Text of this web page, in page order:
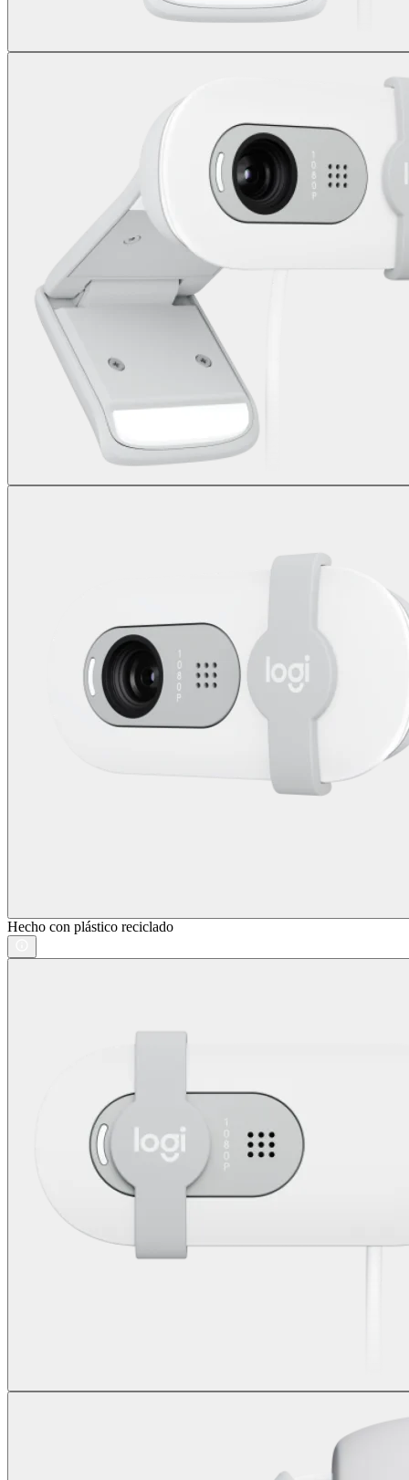
Hecho con plástico reciclado